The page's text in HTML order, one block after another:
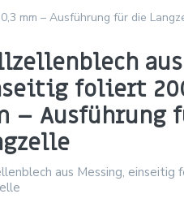
mm – Ausführung für die
foliert
– Ausführung
aus Messing, einseitig